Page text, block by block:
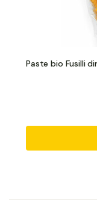
Paste bio Fusilli